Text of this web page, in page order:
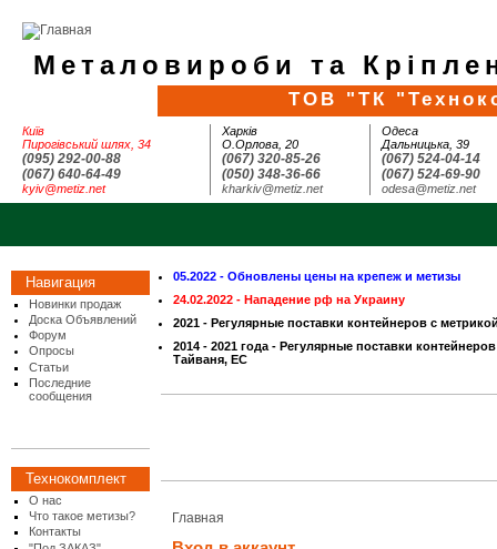
Металовироби та
ТОВ "ТК
Київ
Пирогівський шлях, 34
(095) 292-00-88
(067) 640-64-49
kyiv@metiz.net
Харків
О.Орлова, 20
(067) 320-85-26
(050) 348-36-66
kharkiv@metiz.net
Одеса
Дальницька, 39
(067) 524-04-14
(067) 524-69-90
odesa@metiz.net
Навигация
Новинки продаж
Доска Объявлений
Форум
Опросы
Статьи
Последние
сообщения
Технокомплект
О нас
Что такое метизы?
Контакты
05.2022 - Обновлены цены на крепеж и метизы
24.02.2022 - Нападение рф на Украину
2021 - Регулярные поставки контейнеров с
2014 - 2021 года - Регулярные поставки
Тайваня, ЕС
Главная